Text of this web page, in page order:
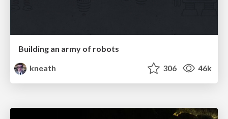
Building an army of robots
kneath
306 46k